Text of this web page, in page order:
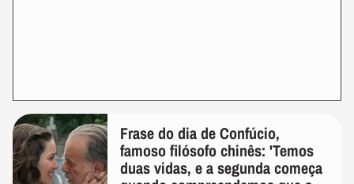
Frase do dia de Confúcio,
famoso filósofo chinês: 'Temos
duas vidas, e a segunda começa